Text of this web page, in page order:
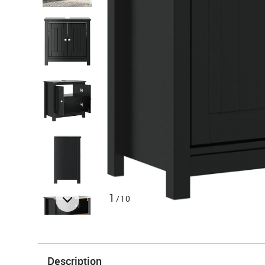
1 /10
Description